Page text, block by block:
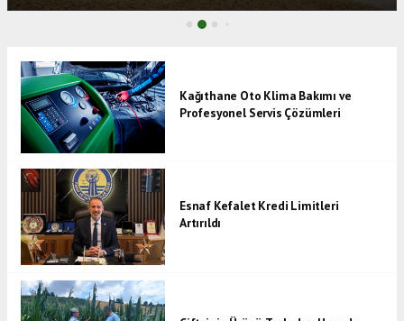
Kağıthane Oto Klima Bakımı ve
Profesyonel Servis Çözümleri
Esnaf Kefalet Kredi Limitleri
Artırıldı